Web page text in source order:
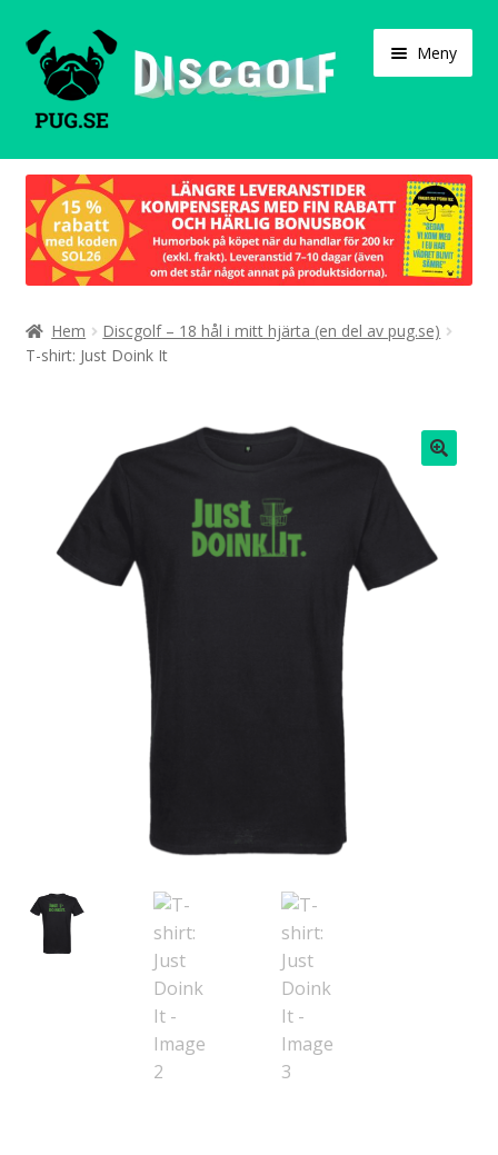
Hoppa
till
navigering
Hoppa
till
innehåll
Meny
Varukorg
Våra produkter
Designa själv!
Böcker
Info/villkor
Hem
Discgolf – 18 hål i mitt hjärta (en del av pug.se)
T-shirt: Just Doink It